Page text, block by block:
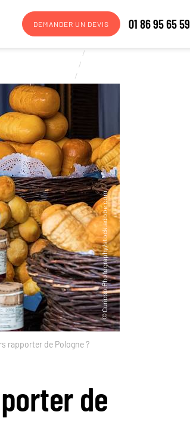
DEMANDER UN DEVIS 01 86 95 65 59
rapporter de Pologne ?
de